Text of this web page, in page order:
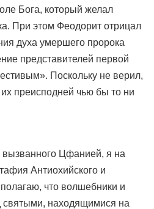
Бога, который желал
При этом Феодорит отрицал
духа умершего пророка
представителей первой
Поскольку не верил,
их преисподней чью бы то ни
вызванного Цфанией, я на
Антиохийского и
что волшебники и
святыми, находящимися на